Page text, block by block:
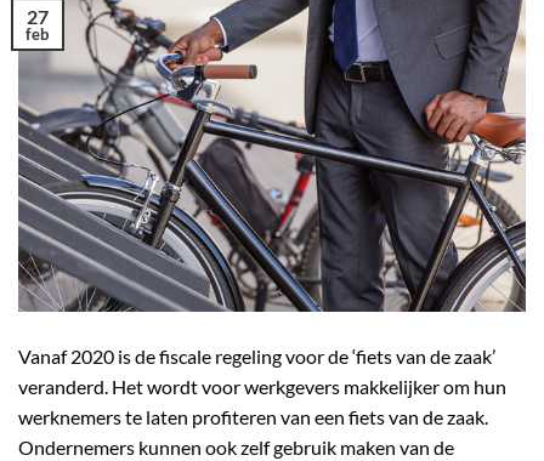
27
feb
Vanaf 2020 is de fiscale regeling voor de ‘fiets van de zaak’
veranderd. Het wordt voor werkgevers makkelijker om hun
werknemers te laten profiteren van een fiets van de zaak.
Ondernemers kunnen ook zelf gebruik maken van de